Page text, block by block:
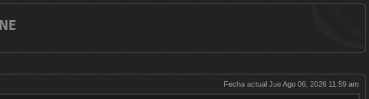
Fecha actual Jue Ago 06, 2026 11:59 am